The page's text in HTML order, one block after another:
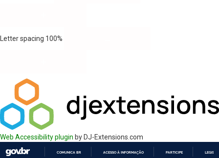
Letter spacing 100%
Web Accessibility plugin by DJ-Extensions.com
COMUNICA BR ACESSO À INFORMAÇÃO PARTICIPE